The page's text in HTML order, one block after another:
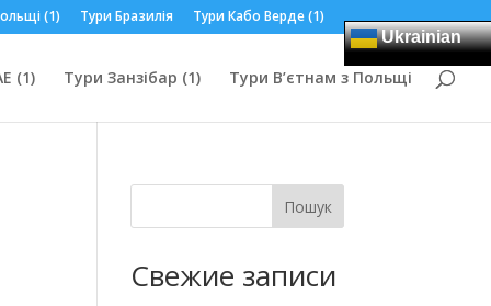
(1) Тури Бразилія
Тури Кабо Верде (1)
Ukrainian
(1) Тури Занзібар (1) Тури В’єтнам з Польщі
Пошук
Свежие записи